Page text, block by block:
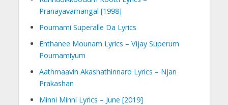
Pranayavarnangal [1998]
Pournami Superalle Da Lyrics
Enthanee Mounam Lyrics – Vijay Superum
Pournamiyum
Aathmaavin Akashathinnaro Lyrics – Njan
Prakashan
Minni Minni Lyrics – June [2019]